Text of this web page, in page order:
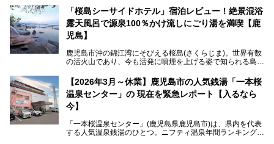
山荘）」です。
最大の魅力は、ここでしか体験できない絶妙なバランスの
「自噴混合泉」。今回は、その極上の湯を心ゆくまで堪能す
べく宿泊し、実際に感じたお湯のちからと宿の魅力を詳しく
レポートします。
また、気軽に立ち寄りたい方のための「日帰り入浴情報」も
併せて解説。温泉マニアをも唸らせる“生きたお湯”の正体に
迫ります。
「桜島シーサイドホテル」宿泊レビュー！絶景混浴
露天風呂で源泉100％かけ流しにごり湯を満喫【鹿
児島】
鹿児島市沖の錦江湾にそびえる桜島(さくらじま)。世界有数
の活火山であり、今も活発に噴煙を上げる姿で知られる島で
ートホテル。最大の魅力が、錦江湾に面した絶景混浴露天風
呂でしょう。源泉100％かけ流しのにごり湯は、多くの温泉
ファンを魅了する存在です。
今回筆者自ら宿泊。桜島シーサイドホテルの“温泉”はじめ、
食事やアクセスなど詳細レビューします。
【2026年3月～休業】鹿児島市の人気銭湯「一本桜
温泉センター」の 現在を緊急レポート【入るなら
今】
「一本桜温泉センター」(鹿児島県鹿児島市)は、県内を代表
する人気温泉銭湯のひとつ。ニフティ温泉年間ランキング2